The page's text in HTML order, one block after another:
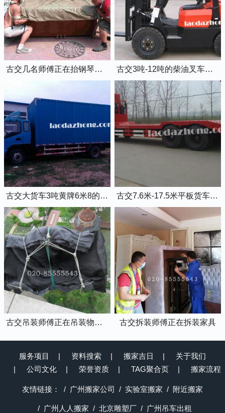
古交几名师傅正在抬钢琴上楼 古交3吨-12吨的柴油叉车出租
古交大货车3吨黄牌6米8的厢式货车 古交7.6米-17.5米平板货车出租
古交吊装师傅正在吊装物品上楼 古交拆装师傅正在拆装家具
服务项目 资料搜索 搬家吉日
关于我们
公司文化
荣誉资质 TAG聚合页 搬家流程
友情链接： 广州搬家公司 实验室搬家 附近搬家
广州人人搬家 北京雕塑厂 广州吊车出租